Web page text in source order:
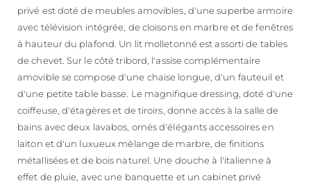
privé est doté de meubles amovibles, d'une superbe armoire
avec télévision intégrée, de cloisons en marbre et de fenêtres
à hauteur du plafond. Un lit molletonné est assorti de tables
de chevet. Sur le côté tribord, l'assise complémentaire
amovible se compose d'une chaise longue, d'un fauteuil et
d'une petite table basse. Le magnifique dressing, doté d'une
coiffeuse, d'étagères et de tiroirs, donne accès à la salle de
bains avec deux lavabos, ornés d'élégants accessoires en
laiton et d'un luxueux mélange de marbre, de finitions
métallisées et de bois naturel. Une douche à l'italienne à
effet de pluie, avec une banquette et un cabinet privé